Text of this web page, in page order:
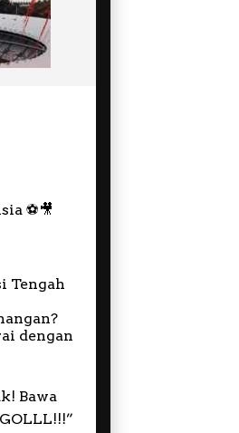
⚽🎥
Tengah
dengan
Bawa